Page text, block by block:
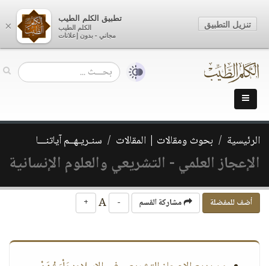
الرئيسية بحوث ومقالات | المقالات سنـريـهــم آياتنـــا
الإعجاز العلمي - التشريعي والعلوم الإنسانية
أضف للمفضلة مشاركة القسم -
+
×
تطبيق الكلم الطيب
الكلم الطيب
مجاني - بدون إعلانات
تنزيل التطبيق